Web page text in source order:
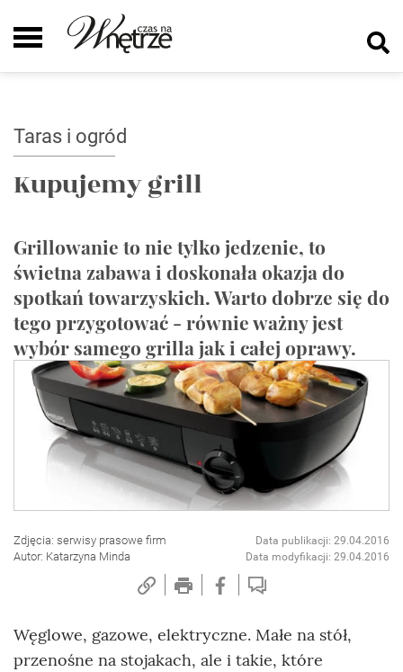
Taras i ogród
Kupujemy grill
Grillowanie to nie tylko jedzenie, to
świetna zabawa i doskonała okazja do
spotkań towarzyskich. Warto dobrze się do
tego przygotować - równie ważny jest
wybór samego grilla jak i całej oprawy.
Zdjęcia: serwisy prasowe firm
Autor: Katarzyna Minda
Data publikacji: 29.04.2016
Data modyfikacji: 29.04.2016
Węglowe, gazowe, elektryczne. Małe na stół,
przenośne na stojakach, ale i takie, które